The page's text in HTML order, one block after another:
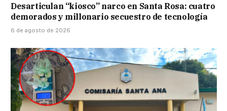
Desarticulan “kiosco” narco en Santa Rosa: cuatro
demorados y millonario secuestro de tecnología
6 de agosto de 2026